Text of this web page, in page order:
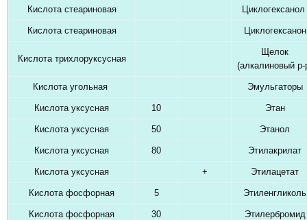
Кислота стеариновая Циклогексанол
Кислота стеариновая Циклогексанон
Кислота трихлоруксусная
Щелок
(алкалиновый р-
Кислота угольная Эмульгаторы
Кислота уксусная 10 Этан
Кислота уксусная 50 Этанол
Кислота уксусная 80 Этилакрилат
Кислота уксусная + Этилацетат
Кислота фосфорная 5 Этиленгликоль
Кислота фосфорная 30 Этилербромид